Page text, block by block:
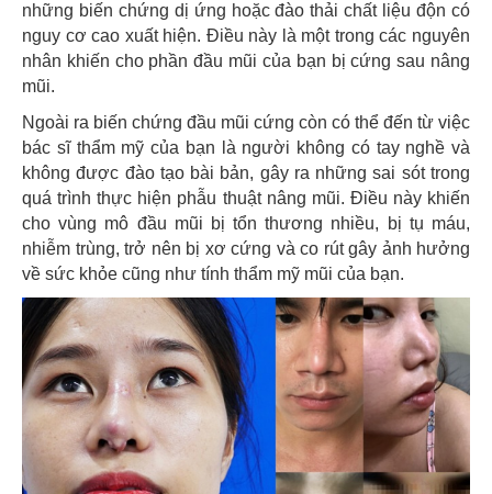
những biến chứng dị ứng hoặc đào thải chất liệu độn có
nguy cơ cao xuất hiện. Điều này là một trong các nguyên
nhân khiến cho phần đầu mũi của bạn bị cứng sau nâng
mũi.
Ngoài ra biến chứng đầu mũi cứng còn có thể đến từ việc
bác sĩ thẩm mỹ của bạn là người không có tay nghề và
không được đào tạo bài bản, gây ra những sai sót trong
quá trình thực hiện phẫu thuật nâng mũi. Điều này khiến
cho vùng mô đầu mũi bị tổn thương nhiều, bị tụ máu,
nhiễm trùng, trở nên bị xơ cứng và co rút gây ảnh hưởng
về sức khỏe cũng như tính thẩm mỹ mũi của bạn.